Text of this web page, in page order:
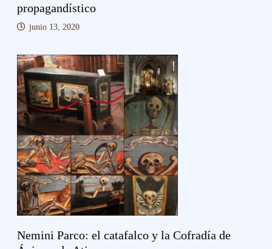
propagandístico
junio 13, 2020
Nemini Parco: el catafalco y la Cofradía de